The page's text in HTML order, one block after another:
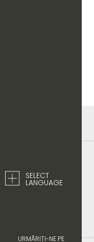
SELECT
LANGUAGE
URMĂRIȚI-NE PE